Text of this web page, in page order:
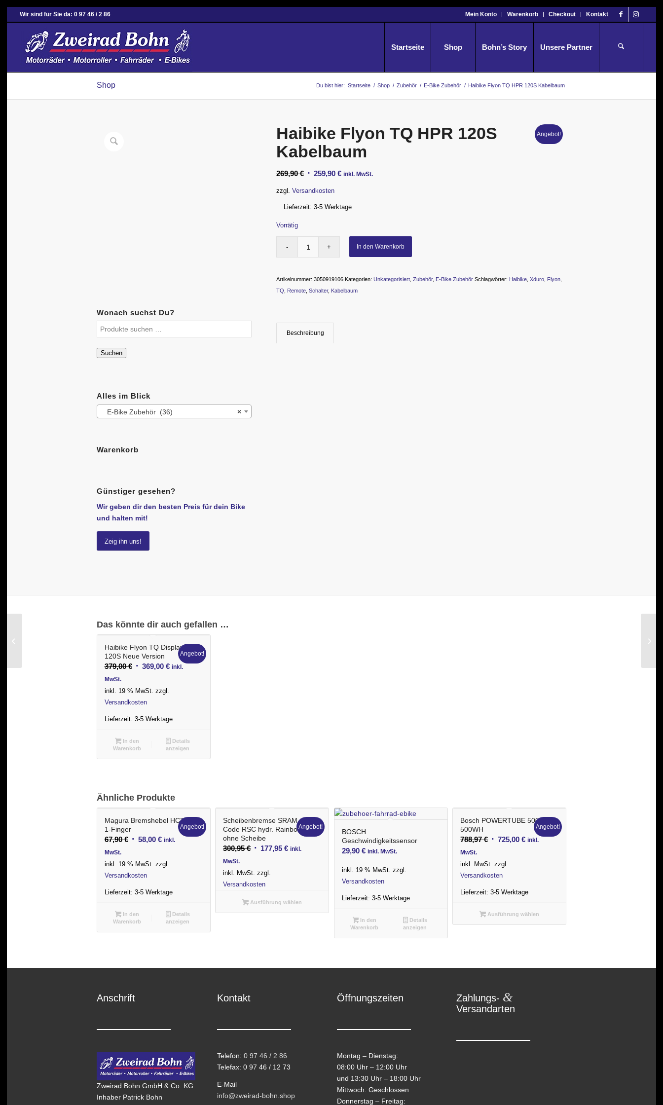
Mein Konto Warenkorb Checkout Kontakt
Wir sind für Sie da: 0 97 46 / 2 86
Startseite Shop Bohn’s Story Unsere Partner
Shop Du bist hier: Startseite / Shop / Zubehör / E-Bike Zubehör / Haibike Flyon TQ HPR 120S Kabelbaum
Angebot!
Wonach suchst Du?
Suchen
Alles im Blick
×
E-Bike Zubehör (36)
Warenkorb
Günstiger gesehen?
Wir geben dir den besten Preis für dein Bike
und halten mit!
Zeig ihn uns!
Haibike Flyon TQ HPR 120S
Kabelbaum
269,90€ Ursprünglicher
269,90 €
259,90€Aktueller
259,90 €.
inkl. MwSt.
zzgl.Versandkosten
Lieferzeit:3-5 Werktage
Vorrätig
In den Warenkorb
Artikelnummer:3050919106 Kategorien:Unkategorisiert ,Zubehör, E-Bike Zubehör Schlagwörter: Haibike ,Xduro Flyon
TQ
Remote ,Schalter, Kabelbaum
Beschreibung
Das könnte dir auch gefallen …
Haibike Flyon TQ Display
120S Neue Version
379,00€ Ursprünglicher
war:
379,00 €
369,00 €Aktueller
inkl.
MwSt.
Angebot!
inkl. 19 % MwSt. zzgl.
Versandkosten
Lieferzeit: 3-5 Werktage
In den
Warenkorb
Details
anzeigen
Ähnliche Produkte
Magura Bremshebel HC3
1-Finger
67,90€ Ursprünglicher
war:
67,90 €
58,00 €Aktueller
ist:
inkl.
MwSt.
Angebot!
inkl. 19 % MwSt. zzgl.
Versandkosten
Lieferzeit: 3-5 Werktage
In den
Warenkorb
Details
anzeigen
Scheibenbremse SRAM
Code RSC hydr. Rainbow,
ohne Scheibe
300,95€ Ursprünglicher
war:
300,95 €
177,95€Aktueller
inkl.
MwSt.
Angebot!
inkl. MwSt. zzgl.
Versandkosten
Ausführung wählen
BOSCH
Geschwindigkeitssensor
29,90 € inkl. MwSt.
inkl. 19 % MwSt. zzgl.
Versandkosten
Lieferzeit: 3-5 Werktage
In den
Warenkorb
Details
anzeigen
Bosch POWERTUBE 500
500WH
788,97€ Ursprünglicher
war:
788,97 €
725,00€Aktueller
inkl.
MwSt.
Angebot!
inkl. MwSt. zzgl.
Versandkosten
Lieferzeit:3-5 Werktage
Ausführung wählen
Anschrift
Zweirad Bohn GmbH & Co. KG
Inhaber Patrick Bohn
Kontakt
Telefon: 0 97 46 / 2 86
Telefax: 0 97 46 / 12 73
E-Mail
info@zweirad-bohn.shop
Öffnungszeiten
Montag – Dienstag:
08:00 Uhr – 12:00 Uhr
und 13:30 Uhr – 18:00 Uhr
Mittwoch: Geschlossen
Donnerstag – Freitag:
Zahlungs- &
Versandarten